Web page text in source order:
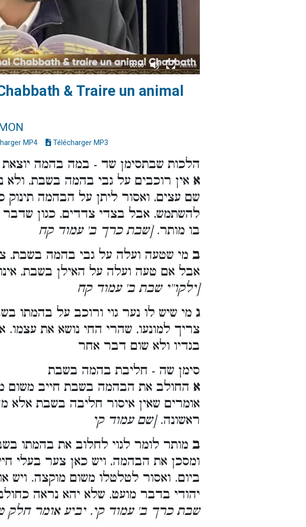
& Traire un animal
MP4 Télécharger MP3
הלכות שבתסימן שד - במה בהמה
א אין רוכבים על גבי בהמה בשבת, ולא
שם עצים, ואסור ליתן על הבהמה תינוק
להשתמש, אבל בצדי צדדים, כגון
בו מותר.[שבת כרך ב' עמוד קח
ב מי שטעה ועלה על גבי בהמה בשבת,
אבל אם טעה ועלה על האילן בשבת,
[ילקו''י שבת ב' עמוד קח
ג מי שיש לו נער גוי ורוכב על בהמתו
צריך למונעו, שהרי החי נושא את עצמו.
בגדיו ולא שום דבר אחר
סימן שה - חליבת בהמה בשבת
א החולב את הבהמה בשבת חייב משום
אומרים שאין איסור חליבה בשבת אלא
ראשונה.[שם עמוד קי
ב מותר לומר לגוי לחלוב את בהמתו
ומסכן את הבהמה, ויש כאן צער בעלי
ביום. ואסור לטלטלו משום מוקצה. ויש
יהודי בדבר מועט, שלא יהא נראה
שבת כרך ב' עמוד קי. יביע אומר חלק